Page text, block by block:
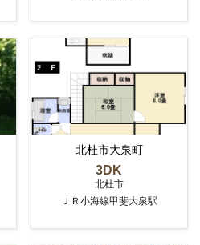
北杜市大泉町
3DK
北杜市
ＪＲ小海線甲斐大泉駅